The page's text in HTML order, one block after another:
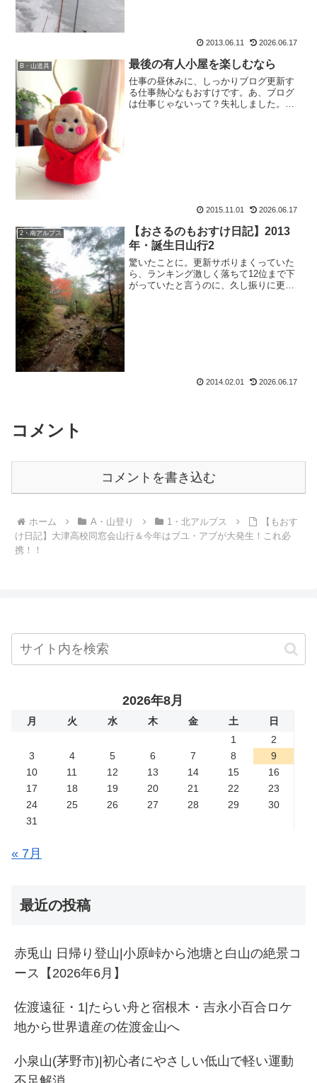
2013.06.11 2026.06.17
B・山道具 最後の有人小屋を楽しむなら
仕事の昼休みに、しっかりブログ更新す
る仕事熱心なもおすけです。あ、ブログ
は仕事じゃないって？失礼しました。で
2015.11.01 2026.06.17
2・南アルプス
【おさるのもおすけ日記】2013
年・誕生日山行2
驚いたことに。更新サボりまくっていた
ら、ランキング激しく落ちて12位まで下
がっていたと言うのに、久し振りに更新
2014.02.01 2026.06.17
コメント
コメントを書き込む
ホーム A・山登り 1・北アルプス
【もおす
け日記】大津高校同窓会山行＆今年はブユ・アブが大発生！これ必
携！！
2026年8月
月 火 水 木 金 土
日
1
2
3
4 5 6 7 8
9
10
11 12 13 14 15
16
17
18 19 20 21 22
23
24
25 26 27 28 29
30
31
« 7月
最近の投稿
赤兎山 日帰り登山|小原峠から池塘と白山の絶景コ
ース【2026年6月】
佐渡遠征・1|たらい舟と宿根木・吉永小百合ロケ
地から世界遺産の佐渡金山へ
小泉山(茅野市)|初心者にやさしい低山で軽い運動